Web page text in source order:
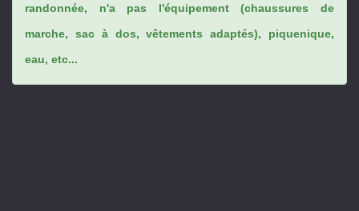
randonnée, n'a pas l'équipement (chaussures de
marche, sac à dos, vêtements adaptés), piquenique,
eau, etc...